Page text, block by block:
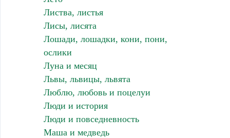
Листва, листья
Лисы, лисята
Лошади, лошадки, кони, пони,
ослики
Луна и месяц
Львы, львицы, львята
Люблю, любовь и поцелуи
Люди и история
Люди и повседневность
Маша и медведь